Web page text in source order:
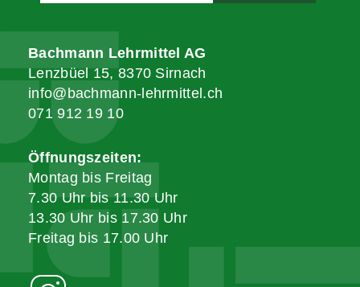
Bachmann Lehrmittel AG
Lenzbüel 15, 8370 Sirnach
info@bachmann-lehrmittel.ch
071 912 19 10
Öffnungszeiten:
Montag bis Freitag
7.30 Uhr bis 11.30 Uhr
13.30 Uhr bis 17.30 Uhr
Freitag bis 17.00 Uhr